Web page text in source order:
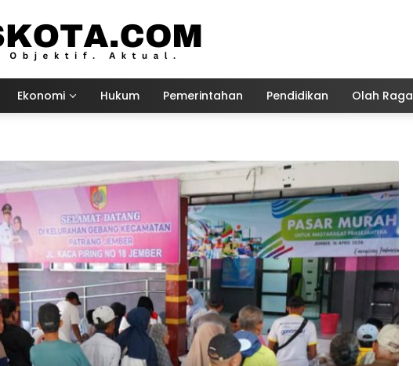
Ekonomi Hukum Pemerintahan Pendidikan Olah Raga